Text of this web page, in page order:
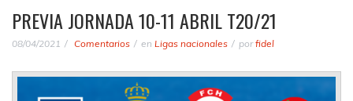
PREVIA JORNADA 10-11 ABRIL T20/21
08/04/2021 Comentarios en Ligas nacionales porfidel